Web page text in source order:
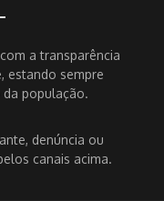
a transparência
estando sempre
população.
denúncia ou
canais acima.